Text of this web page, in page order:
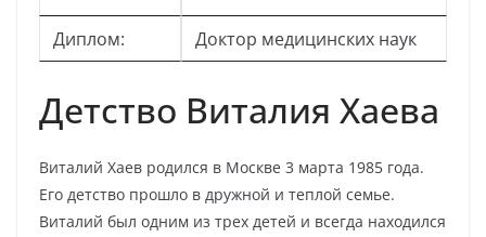
Диплом:
Доктор медицинских наук
Детство Виталия Хаева
Виталий Хаев родился в Москве 3 марта 1985 года.
Его детство прошло в дружной и теплой семье.
Виталий был одним из трех детей и всегда находился